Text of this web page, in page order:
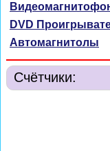
DVD
Автомагнитолы
Счётчики: